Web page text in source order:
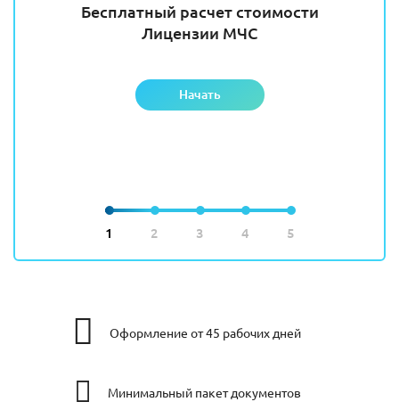
1 2 3 4 5
Бесплатный расчет стоимости
Лицензии МЧС
Начать
Оформление от 45 рабочих дней
Минимальный пакет документов